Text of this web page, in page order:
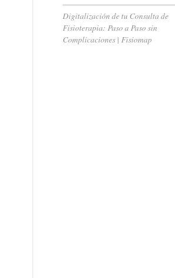
Digitalización de tu Consulta de
Fisioterapia: Paso a Paso sin
Complicaciones | Fisiomap